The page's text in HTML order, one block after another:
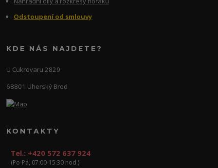
Odstoupení od smlouvy
KDE NÁS NAJDETE?
U Cukrovaru 2829
68801 Uherský Brod
KONTAKTY
Tel.: +420 572 637 924
(Po-Pá, 07:00-15:30 hod.)